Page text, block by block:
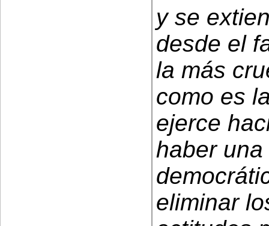
y se
desde el
la más
como es
ejerce
haber
eliminar